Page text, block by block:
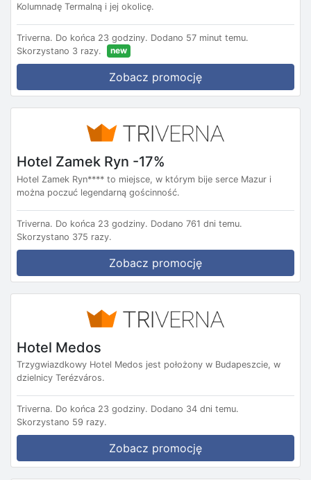
Kolumnadę Termalną i jej okolicę.
Triverna. Do końca 23 godziny. Dodano 57 minut temu.
Skorzystano 3 razy.
new
Zobacz promocję
Hotel Zamek Ryn -17%
Hotel Zamek Ryn**** to miejsce, w którym bije serce Mazur i
można poczuć legendarną gościnność.
Triverna. Do końca 23 godziny. Dodano 761 dni temu.
Skorzystano 375 razy.
Zobacz promocję
Hotel Medos
Trzygwiazdkowy Hotel Medos jest położony w Budapeszcie, w
dzielnicy Terézváros.
Triverna. Do końca 23 godziny. Dodano 34 dni temu.
Skorzystano 59 razy.
Zobacz promocję